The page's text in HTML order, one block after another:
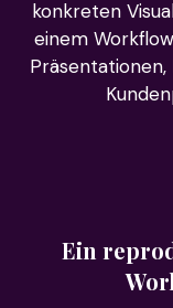
konkreten
einem
Ein